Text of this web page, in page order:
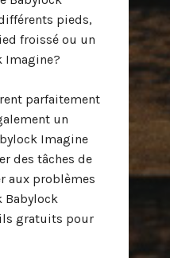
pieds,
froissé ou un
Imagine?
parfaitement
un
Imagine
des tâches de
aux problèmes
Babylock
gratuits pour